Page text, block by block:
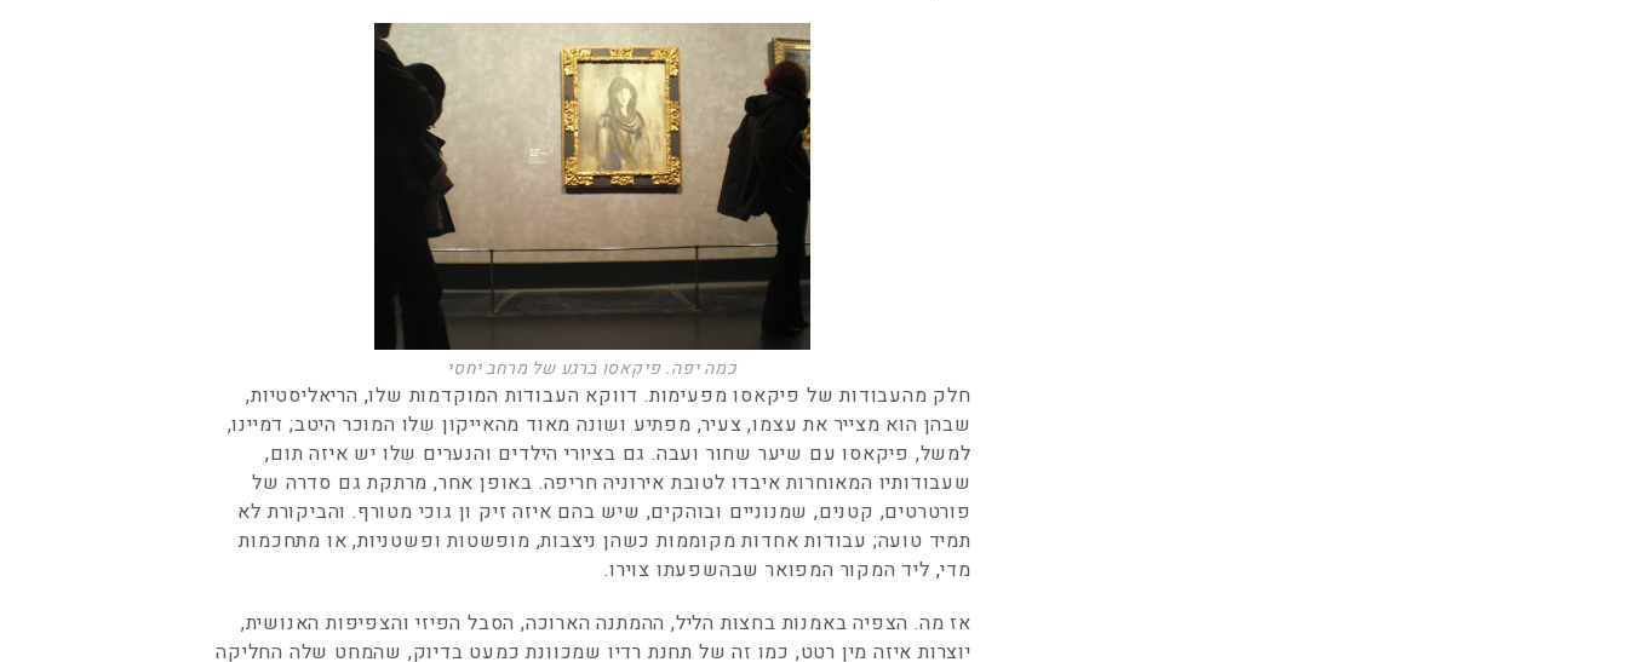
כמה יפה. פיקאסו ברגע של מרחב יחסי
חלק מהעבודות של פיקאסו מפעימות. דווקא העבודות המוקדמות שלו, הריאליסטיות,
שבהן הוא מצייר את עצמו, צעיר, מפתיע ושונה מאוד מהאייקון שלו המוכר היטב; דמיינו,
למשל, פיקאסו עם שיער שחור ועבה. גם בציורי הילדים והנערים שלו יש איזה תום,
שעבודותיו המאוחרות איבדו לטובת אירוניה חריפה. באופן אחר, מרתקת גם סדרה של
פורטרטים, קטנים, שמנוניים ובוהקים, שיש בהם איזה זיק ון גוכי מטורף. והביקורת לא
תמיד טועה; עבודות אחדות מקוממות כשהן ניצבות, מופשטות ופשטניות, או מתחכמות
מדי, ליד המקור המפואר שבהשפעתו צוירו.
אז מה. הצפיה באמנות בחצות הליל, ההמתנה הארוכה, הסבל הפיזי והצפיפות האנושית,
יוצרות איזה מין רטט, כמו זה של תחנת רדיו שמכוונת כמעט בדיוק, שהמחט שלה החליקה